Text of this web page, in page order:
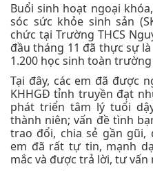
Buổi sinh hoạt ngoại
sóc sức khỏe sinh sản
chức tại Trường THCS
đầu tháng 11 đã thực sự
1.200 học sinh toàn
Tại đây, các em đã được
KHHGĐ tỉnh truyền đạt
phát triển tâm lý tuổi
thành niên; vấn đề tình
trao đổi, chia sẻ gần gũi,
em đã rất tự tin, mạnh
mắc và được trả lời, tư